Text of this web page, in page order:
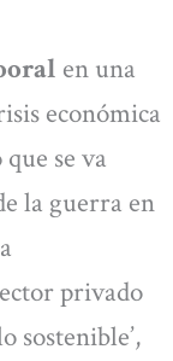
en una
económica
se va
la guerra en
privado
sostenible’,